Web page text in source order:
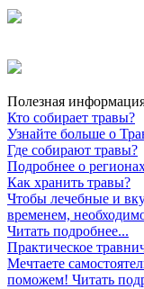
Полезная
Кто собирает травы?
Узнайте больше о
Где собирают травы?
Подробнее о
Как хранить травы?
Чтобы лечебные и
временем,
Читать подробнее...
Практическое
Мечтаете
поможем! Читать